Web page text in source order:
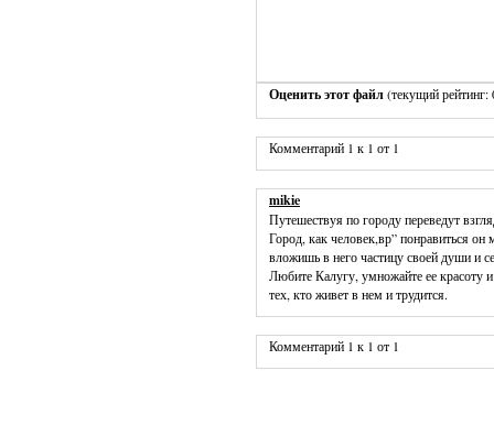
Оценить этот файл(текущий
Комментарий 1 к 1 от 1
mikie
Путешествуя по городу переведут
Город, как человек,вр” понравиться
вложишь в него частицу своей души и
Любите Калугу, умножайте ее красоту и
тех, кто живет в нем и трудится.
Комментарий 1 к 1 от 1